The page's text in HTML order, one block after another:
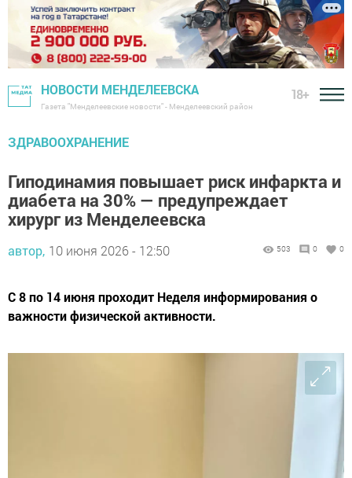
НОВОСТИ МЕНДЕЛЕЕВСКА
Газета "Менделеевские новости" - Менделеевский район
18+
ЗДРАВООХРАНЕНИЕ
Гиподинамия повышает риск инфаркта и
диабета на 30% — предупреждает
хирург из Менделеевска
автор, 10 июня 2026 - 12:50 503 0 0
С 8 по 14 июня проходит Неделя информирования о
важности физической активности.